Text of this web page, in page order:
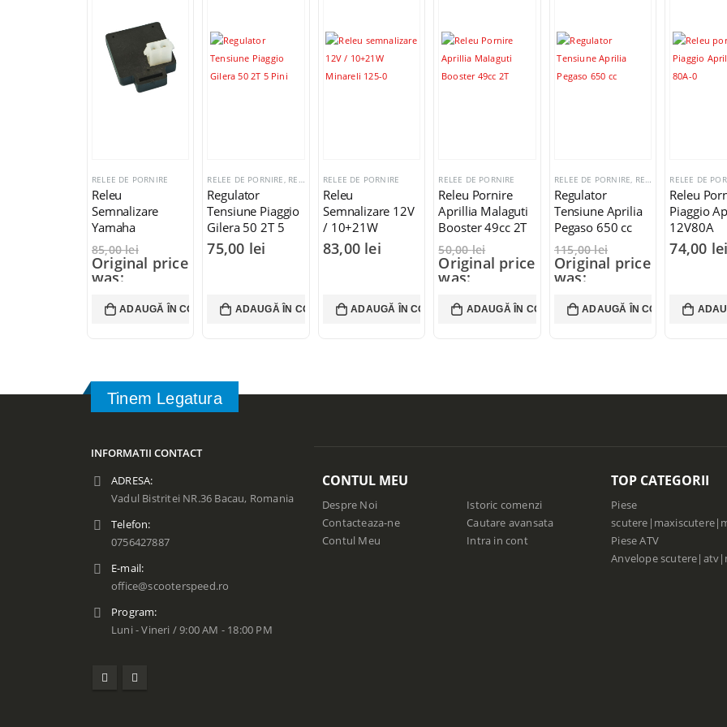
RELEE DE PORNIRE
Releu
Semnalizare
Yamaha
12V/10W x
2+1,2W Ovetto
85,00lei
Original price
was:
75,00lei
Current price
ADAUGĂ ÎN COȘ
RELEE DE PORNIRE, REGULATORI TENSIUNE
Regulator
Tensiune Piaggio
Gilera 50 2T 5
Pini
75,00 lei
ADAUGĂ ÎN COȘ
RELEE DE PORNIRE
Releu
Semnalizare 12V
/ 10+21W
Minareli 125
83,00 lei
ADAUGĂ ÎN COȘ
RELEE DE PORNIRE
Releu Pornire
Aprillia Malaguti
Booster 49cc 2T
50,00lei
Original price
was:
39,00lei
Current price
ADAUGĂ ÎN COȘ
RELEE DE PORNIRE, REGULATORI TENSIUNE
Regulator
Tensiune Aprilia
Pegaso 650 cc
115,00lei
Original price
was:
99,00lei
Current price
ADAUGĂ ÎN COȘ
RELEE DE
Releu
Piaggio
12V80A
74,00 lei
Tinem Legatura
INFORMATII CONTACT
ADRESA:
Vadul Bistritei NR.36 Bacau, Romania
Telefon:
0756427887
E-mail:
office@scooterspeed.ro
Program:
Luni - Vineri / 9:00 AM - 18:00 PM
CONTUL MEU
Despre Noi
Contacteaza-ne
Contul Meu
Istoric comenzi
Cautare avansata
Intra in cont
TOP CATEGORII
Piese
Piese ATV
Anvelope